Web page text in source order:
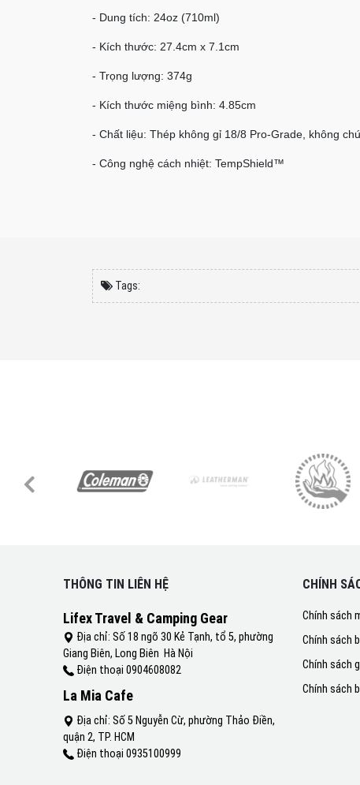
- Dung tích: 24oz (710ml)
- Kích thước: 27.4cm x 7.1cm
- Trọng lượng: 374g
- Kích thước miệng bình: 4.85cm
- Chất liệu: Thép không gỉ 18/8 Pro-Grade, không
- Công nghệ cách nhiệt: TempShield™
Tags:
THÔNG TIN LIÊN HỆ
Lifex Travel & Camping Gear
Địa chỉ: Số 18 ngõ 30 Kẻ Tạnh, tổ 5, phường
Giang Biên, Long Biên Hà Nội
Điện thoại 0904608082
La Mia Cafe
Địa chỉ: Số 5 Nguyễn Cừ, phường Thảo Điền,
quận 2, TP. HCM
Điện thoại 0935100999
CHÍNH
Chính sách
Chính sách
Chính sách
Chính sách